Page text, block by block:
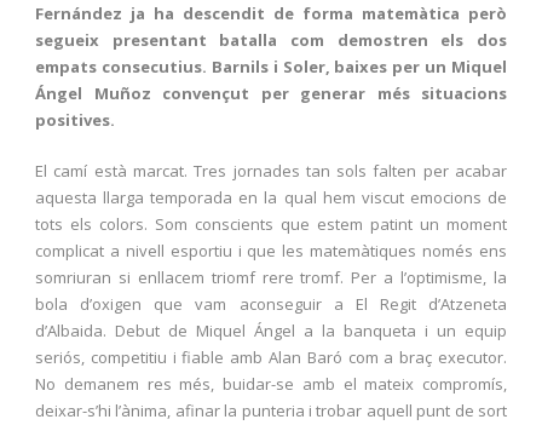
Fernández ja ha descendit de forma matemàtica però
segueix presentant batalla com demostren els dos
empats consecutius. Barnils i Soler, baixes per un Miquel
Ángel Muñoz convençut per generar més situacions
positives.
El camí està marcat. Tres jornades tan sols falten per acabar
aquesta llarga temporada en la qual hem viscut emocions de
tots els colors. Som conscients que estem patint un moment
complicat a nivell esportiu i que les matemàtiques només ens
somriuran si enllacem triomf rere tromf. Per a l’optimisme, la
bola d’oxigen que vam aconseguir a El Regit d’Atzeneta
d’Albaida. Debut de Miquel Ángel a la banqueta i un equip
seriós, competitiu i fiable amb Alan Baró com a braç executor.
No demanem res més, buidar-se amb el mateix compromís,
deixar-s’hi l’ànima, afinar la punteria i trobar aquell punt de sort